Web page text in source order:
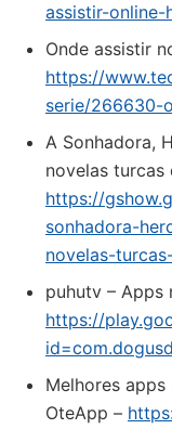
assistir-online-
Onde assistir
https://
serie/266630-
A Sonhadora,
novelas turcas
https://
sonhadora-
novelas-
puhutv – Apps
https://
Melhores
OteApp –